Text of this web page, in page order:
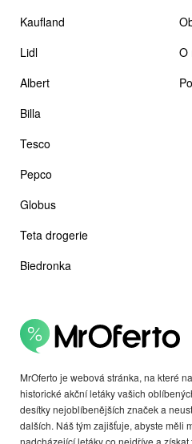
MrOferto je webová stránka, na které
historické akční letáky vašich
desítky nejoblíbenějších značek a
dalších. Náš tým zajišťuje, abyste měli
nadcházející letáky co nejdříve a
Kaufland
Lidl
Albert
Billa
Tesco
Pepco
Globus
Teta drogerie
Biedronka
O